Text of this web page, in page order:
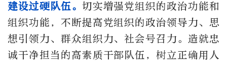
建设过硬队伍。 切实增强党组织的政治功能和
组织功能，不断提高党组织的政治领导力、思
想引领力、群众组织力、社会号召力。造就忠
诚干净担当的高素质干部队伍，树立正确用人